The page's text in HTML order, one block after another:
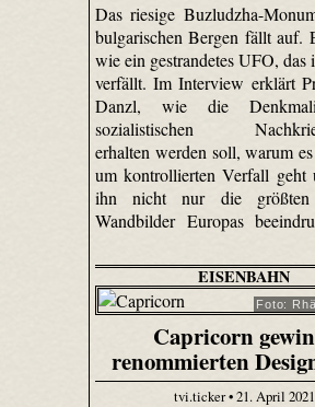
Das riesige Buzludzha-
bulgarischen Bergen fällt auf.
wie ein gestrandetes UFO, das
verfällt. Im Interview erklärt
Danzl, wie die
sozialistischen
erhalten werden soll, warum
um kontrollierten Verfall geht
ihn nicht nur die größten
Wandbilder Europas
EISENBAHN
Foto:
Capricorn
renommierten
tvi.ticker • 21. April 2021